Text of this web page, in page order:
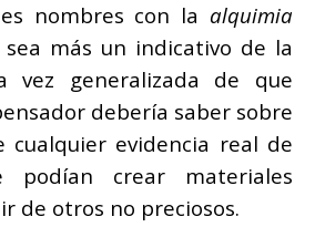
nombres con la alquimia
más un indicativo de la
vez generalizada de que
debería saber sobre
cualquier evidencia real de
podían crear materiales
de otros no preciosos.